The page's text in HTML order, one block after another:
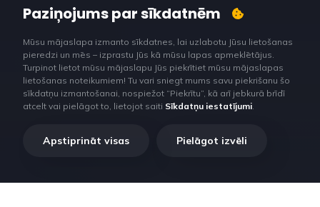
Paziņojums par sīkdatnēm
Mūsu mājaslapa izmanto sīkdatnes, lai uzlabotu Jūsu lietošanas
pieredzi un mēs – izprastu Jūs kā mūsu lapas apmeklētājus.
Turpinot lietot mūsu mājaslapu Jūs piekrītiet mūsu mājaslapas
lietošanas noteikumiem! Tu vari sniegt mums savu piekrišanu šo
sīkdatņu izmantošanai, nospiežot “Piekrītu”, kā arī jebkurā brīdī
atcelt vai pielāgot to, lietojot saiti Sīkdatņu iestatījumi.
Apstiprināt visas Pielāgot izvēli